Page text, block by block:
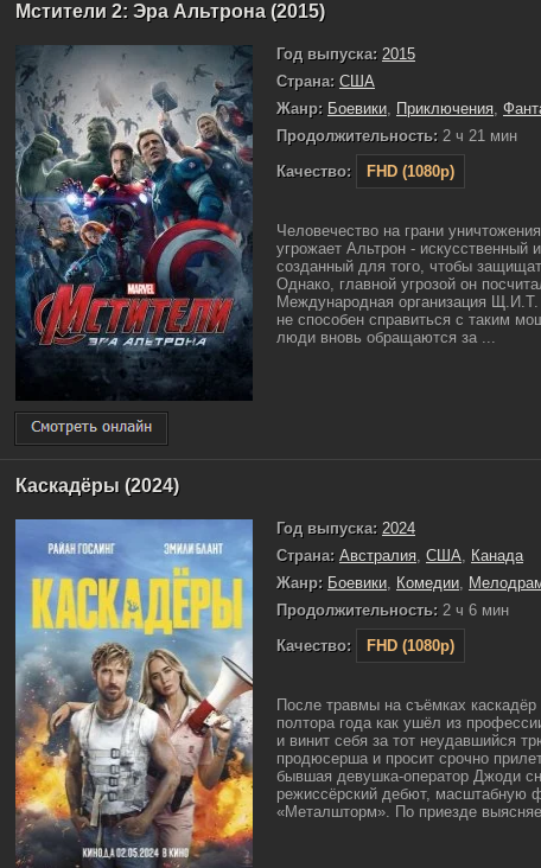
Мстители 2: Эра Альтрона (2015)
Год выпуска: 2015
Страна: США
Жанр: Боевики, Приключения,
Продолжительность: 2 ч 21 мин
Качество:
FHD (1080p)
Человечество на грани
угрожает Альтрон - искусственный
созданный для того, чтобы
Однако, главной угрозой он
Международная организация
не способен справиться с таким
люди вновь обращаются за ...
Каскадёры (2024)
Год выпуска: 2024
Страна: Австралия США
Канада
Жанр: Боевики Комедии
Продолжительность: 2 ч 6 мин
Качество:
FHD (1080p)
После травмы на съёмках
полтора года как ушёл из
и винит себя за тот неудавшийся
продюсерша и просит срочно
бывшая девушка-оператор Джоди
режиссёрский дебют, масштабную
«Металшторм». По приезде